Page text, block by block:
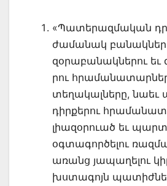
«Պատերազմական
ժամանակ
զօրաբանակներու
րու
տեղակալները, նաեւ
դիրքերու
լիազօրուած եւ
օգտագործելու
առանց յապաղելու
խստագոյն